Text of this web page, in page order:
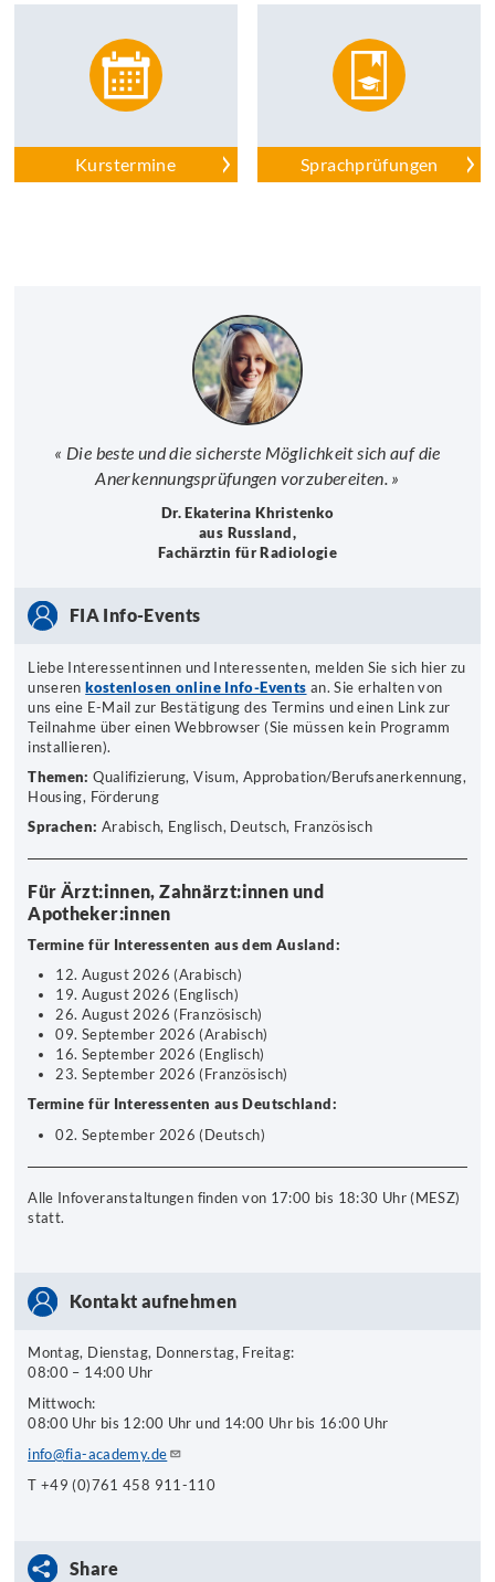
Kurstermine Sprachprüfungen
« Die beste und die sicherste Möglichkeit sich auf die
Anerkennungsprüfungen vorzubereiten. »
Dr. Ekaterina Khristenko
aus Russland,
Fachärztin für Radiologie
FIA Info-Events
Liebe Interessentinnen und Interessenten, melden Sie sich hier zu
unserenkostenlosen online Info-Events an. Sie erhalten von
uns eine E-Mail zur Bestätigung des Termins und einen Link zur
Teilnahme über einen Webbrowser (Sie müssen kein Programm
installieren).
Themen: Qualifizierung, Visum, Approbation/Berufsanerkennung,
Housing, Förderung
Sprachen: Arabisch, Englisch, Deutsch, Französisch
Für Ärzt:innen, Zahnärzt:innen und
Apotheker:innen
Termine für Interessenten aus dem Ausland:
12. August 2026 (Arabisch)
19. August 2026 (Englisch)
26. August 2026 (Französisch)
09. September 2026 (Arabisch)
16. September 2026 (Englisch)
23. September 2026 (Französisch)
Termine für Interessenten aus Deutschland:
02. September 2026 (Deutsch)
Alle Infoveranstaltungen finden von 17:00 bis 18:30 Uhr (MESZ)
statt.
Kontakt aufnehmen
Montag, Dienstag, Donnerstag, Freitag:
08:00 – 14:00 Uhr
Mittwoch:
08:00 Uhr bis 12:00 Uhr und 14:00 Uhr bis 16:00 Uhr
info@fia-academy.de
T +49 (0)761 458 911-110
Share